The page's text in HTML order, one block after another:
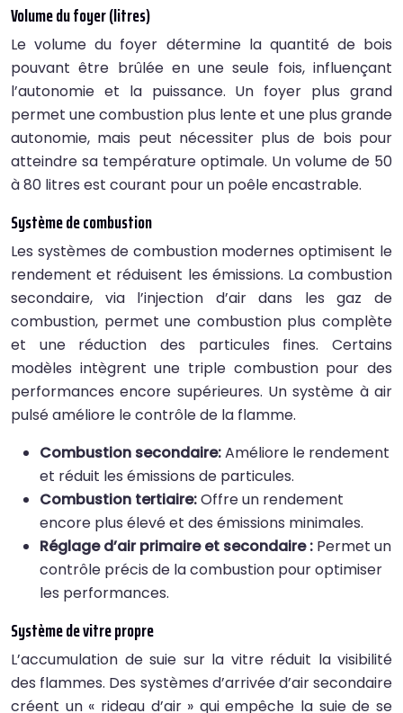
Volume du foyer (litres)
Le volume du foyer détermine la quantité de bois
pouvant être brûlée en une seule fois, influençant
l’autonomie et la puissance. Un foyer plus grand
permet une combustion plus lente et une plus grande
autonomie, mais peut nécessiter plus de bois pour
atteindre sa température optimale. Un volume de 50
à 80 litres est courant pour un poêle encastrable.
Système de combustion
Les systèmes de combustion modernes optimisent le
rendement et réduisent les émissions. La combustion
secondaire, via l’injection d’air dans les gaz de
combustion, permet une combustion plus complète
et une réduction des particules fines. Certains
modèles intègrent une triple combustion pour des
performances encore supérieures. Un système à air
pulsé améliore le contrôle de la flamme.
Combustion secondaire:Améliore le rendement
et réduit les émissions de particules.
Combustion tertiaire:Offre un rendement
encore plus élevé et des émissions minimales.
Réglage d’air primaire et secondaire : Permet un
contrôle précis de la combustion pour optimiser
les performances.
Système de vitre propre
L’accumulation de suie sur la vitre réduit la visibilité
des flammes. Des systèmes d’arrivée d’air secondaire
créent un « rideau d’air » qui empêche la suie de se